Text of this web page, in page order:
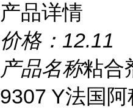
产品详情
价格： 12.11
产品名称粘合
9307 Y法国